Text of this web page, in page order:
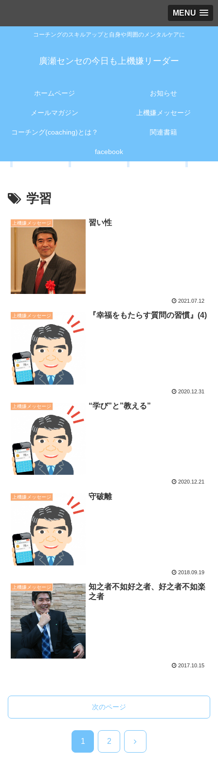
MENU
コーチングのスキルアップと自身や周囲のメンタルケアに
廣瀬センセの今日も上機嫌リーダー
ホームページ お知らせ
メールマガジン 上機嫌メッセージ
コーチング(coaching)とは？ 関連書籍
facebook
学習
上機嫌メッセージ 習い性
2021.07.12
上機嫌メッセージ 『幸福をもたらす質問の習慣』(4)
2020.12.31
上機嫌メッセージ “学び”と”教える”
2020.12.21
上機嫌メッセージ 守破離
2018.09.19
上機嫌メッセージ
知之者不如好之者、好之者不如楽
之者
2017.10.15
次のページ
1 2 次